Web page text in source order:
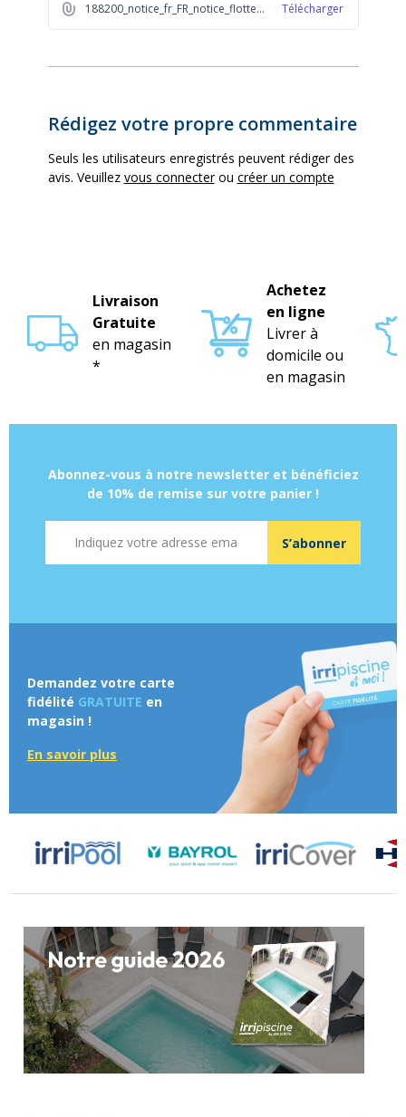
188200_notice_fr_FR_notice_flotteur_manque_eau_220V_mic_2025_1_3cde Télécharger
Rédigez votre propre commentaire
Seuls les utilisateurs enregistrés peuvent rédiger des
avis. Veuillez vous connecterou créer un compte
Livraison
Gratuite
en magasin
*
Achetez
en ligne
Livrer à
domicile ou
en magasin
Abonnez-vous à notre newsletter et bénéficiez
de 10% de remise sur votre panier !
S’abonner
Demandez votre carte
fidélité GRATUITE en
magasin !
En savoir plus